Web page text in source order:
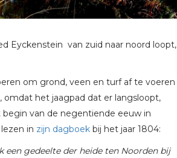
Eyckenstein van zuid naar noord loopt,
om grond, veen en turf af te voeren
het jaagpad dat er langsloopt,
van de negentiende eeuw in
in zijn dagboek bij het jaar 1804:
gedeelte der heide ten Noorden bij